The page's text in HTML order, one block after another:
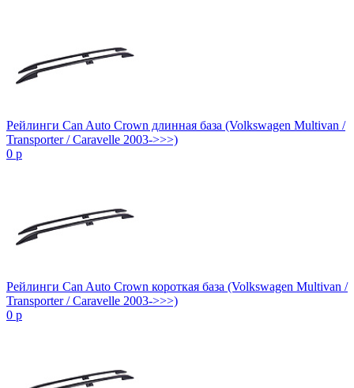
Рейлинги Can Auto Crown длинная база (Volkswagen Multivan /
Transporter / Caravelle 2003->>>)
0 p
Рейлинги Can Auto Crown короткая база (Volkswagen Multivan /
Transporter / Caravelle 2003->>>)
0 p